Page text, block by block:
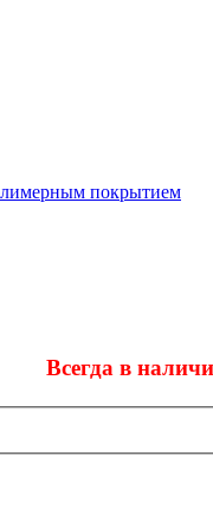
покрытием
Всегда в